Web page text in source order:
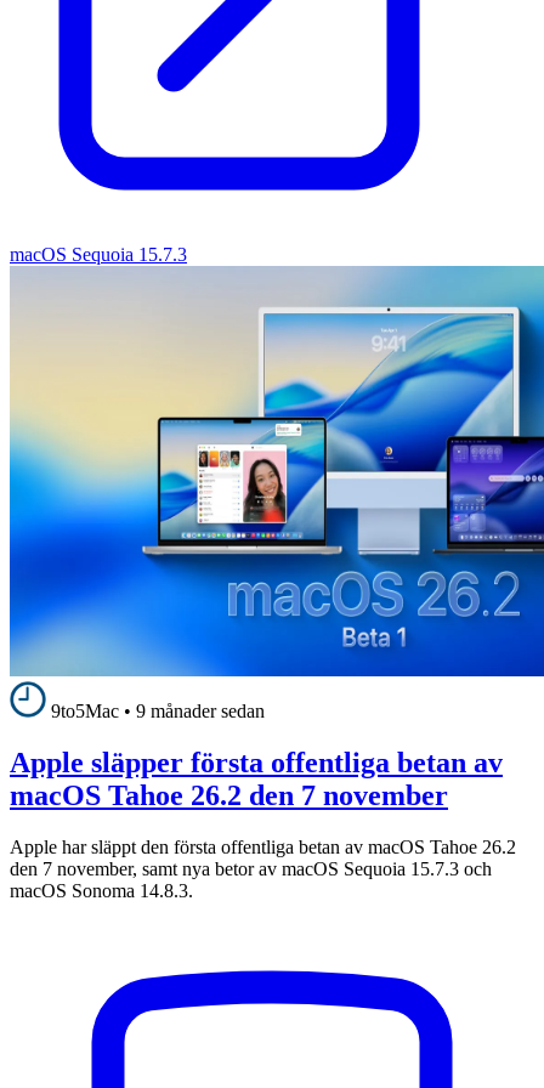
macOS Sequoia 15.7.3
9to5Mac • 9 månader sedan
Apple släpper första offentliga betan av
macOS Tahoe 26.2 den 7 november
Apple har släppt den första offentliga betan av macOS Tahoe 26.2
den 7 november, samt nya betor av macOS Sequoia 15.7.3 och
macOS Sonoma 14.8.3.